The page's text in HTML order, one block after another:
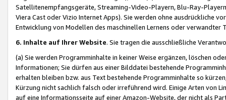
Satellitenempfangsgeräte, Streaming-Video-Playern, Blu-Ray-
Viera Cast oder Vizio Internet Apps). Sie werden ohne ausdrückliche
Entwicklung von Modellen des maschinellen Lernens oder
6. Inhalte auf Ihrer Website. Sie tragen die ausschließliche
(a) Sie werden Programminhalte in keiner Weise ergänzen, löschen
Informationen; Sie dürfen aus einer Bilddatei bestehende
erhalten bleiben bzw. aus Text bestehende Programminhalte so
Kürzung nicht sachlich falsch oder irreführend wird. Einige Arten von
auf eine Informationsseite auf einer Amazon-Website, der nicht als